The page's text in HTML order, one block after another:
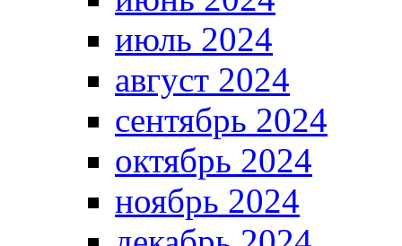
июль 2024
август 2024
сентябрь 2024
октябрь 2024
ноябрь 2024